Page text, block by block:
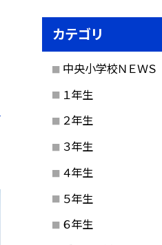
カテゴリ
中央小学校ＮＥＷＳ
１年生
２年生
３年生
４年生
５年生
６年生